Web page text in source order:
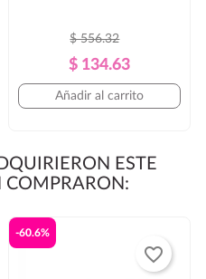
Precio
Regular
$ 556.32
Precio
$ 134.63
Añadir al carrito
ESTE
COMPRARON:
-60.6%
favorite_border